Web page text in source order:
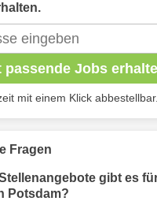
passende Jobs
mit einem Klick abbestellbar.
Fragen
gibt es
Potsdam?